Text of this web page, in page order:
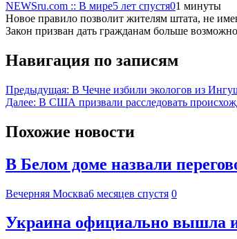
NEWSru.com :: В мире5 лет спустя01 минуты
Новое правило позволит жителям штата, не
Закон призван дать гражданам больше
Навигация по записям
Предыдущая: В Чечне избили экологов из
Далее: В США призвали расследовать
Похожие новости
В Белом доме назвали
Вечерняя Москва6 месяцев спустя 0
Украина официально вышла